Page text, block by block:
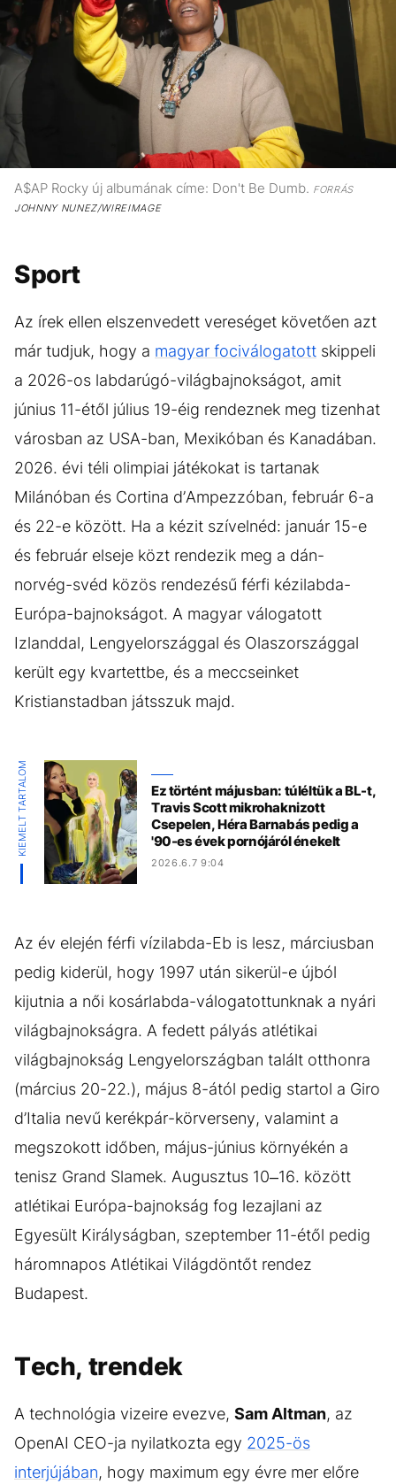
A$AP Rocky új albumának címe: Don't Be Dumb. FORRÁS
JOHNNY NUNEZ/WIREIMAGE
Sport
Az írek ellen elszenvedett vereséget követően azt
már tudjuk, hogy a magyar fociválogatott skippeli
a 2026-os labdarúgó-világbajnokságot, amit
június 11-étől július 19-éig rendeznek meg tizenhat
városban az USA-ban, Mexikóban és Kanadában.
2026. évi téli olimpiai játékokat is tartanak
Milánóban és Cortina d’Ampezzóban, február 6-a
és 22-e között. Ha a kézit szívelnéd: január 15-e
és február elseje közt rendezik meg a dán-
norvég-svéd közös rendezésű férfi kézilabda-
Európa-bajnokságot. A magyar válogatott
Izlanddal, Lengyelországgal és Olaszországgal
került egy kvartettbe, és a meccseinket
Kristianstadban játsszuk majd.
KIEMELT TARTALOM
Ez történt májusban: túléltük a BL-t,
Travis Scott mikrohaknizott
Csepelen, Héra Barnabás pedig a
'90-es évek pornójáról énekelt
2026.6.7 9:04
Az év elején férfi vízilabda-Eb is lesz, márciusban
pedig kiderül, hogy 1997 után sikerül-e újból
kijutnia a női kosárlabda-válogatottunknak a nyári
világbajnokságra. A fedett pályás atlétikai
világbajnokság Lengyelországban talált otthonra
(március 20-22.), május 8-ától pedig startol a Giro
d’Italia nevű kerékpár-körverseny, valamint a
megszokott időben, május-június környékén a
tenisz Grand Slamek. Augusztus 10–16. között
atlétikai Európa-bajnokság fog lezajlani az
Egyesült Királyságban, szeptember 11-étől pedig
háromnapos Atlétikai Világdöntőt rendez
Budapest.
Tech, trendek
A technológia vizeire evezve, Sam Altman, az
OpenAI CEO-ja nyilatkozta egy 2025-ös
interjújában, hogy maximum egy évre mer előre